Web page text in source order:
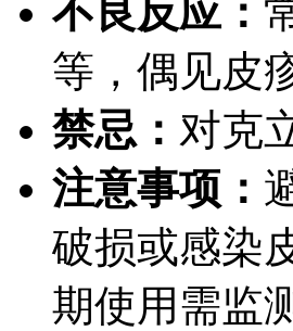
不良反应：
等，偶见皮
禁忌： 对克
注意事项：
破损或感染
期使用需监